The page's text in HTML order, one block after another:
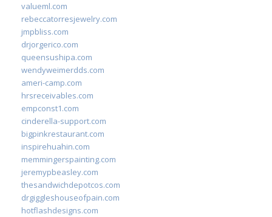
valueml.com
rebeccatorresjewelry.com
jmpbliss.com
drjorgerico.com
queensushipa.com
wendyweimerdds.com
ameri-camp.com
hrsreceivables.com
empconst1.com
cinderella-support.com
bigpinkrestaurant.com
inspirehuahin.com
memmingerspainting.com
jeremypbeasley.com
thesandwichdepotcos.com
drgiggleshouseofpain.com
hotflashdesigns.com